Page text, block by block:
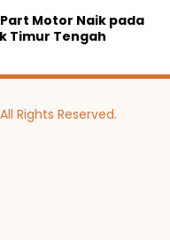
Motor Naik pada
Timur Tengah
Rights Reserved.